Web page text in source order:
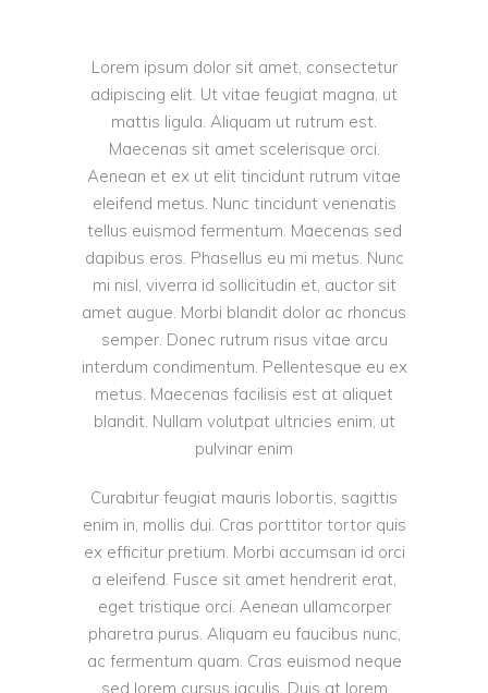
Lorem ipsum dolor sit amet, consectetur
adipiscing elit. Ut vitae feugiat magna, ut
mattis ligula. Aliquam ut rutrum est.
Maecenas sit amet scelerisque orci.
Aenean et ex ut elit tincidunt rutrum vitae
eleifend metus. Nunc tincidunt venenatis
tellus euismod fermentum. Maecenas sed
dapibus eros. Phasellus eu mi metus. Nunc
mi nisl, viverra id sollicitudin et, auctor sit
amet augue. Morbi blandit dolor ac rhoncus
semper. Donec rutrum risus vitae arcu
interdum condimentum. Pellentesque eu ex
metus. Maecenas facilisis est at aliquet
blandit. Nullam volutpat ultricies enim, ut
pulvinar enim
Curabitur feugiat mauris lobortis, sagittis
enim in, mollis dui. Cras porttitor tortor quis
ex efficitur pretium. Morbi accumsan id orci
a eleifend. Fusce sit amet hendrerit erat,
eget tristique orci. Aenean ullamcorper
pharetra purus. Aliquam eu faucibus nunc,
ac fermentum quam. Cras euismod neque
sed lorem cursus iaculis. Duis at lorem